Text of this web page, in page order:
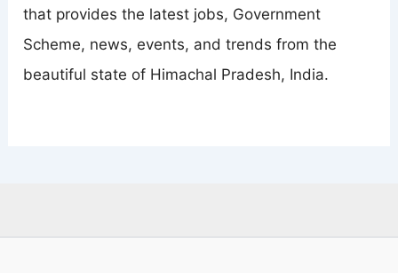
that provides the latest jobs, Government
Scheme, news, events, and trends from the
beautiful state of Himachal Pradesh, India.